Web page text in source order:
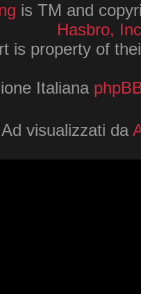
is TM and
Hasbro,
is property of
Italiana
Ad visualizzati da